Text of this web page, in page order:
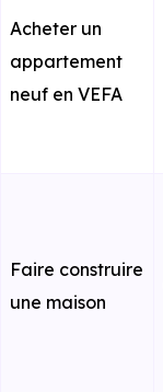
Acheter un
appartement
neuf en VEFA
Faire construire
une maison